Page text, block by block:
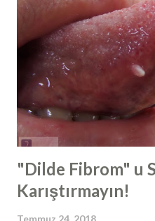
(adenoidektomi) tek başına
ameliyatları ile birlikte de
ameliyatı tarihçesi 1800' lu
burunla ilgili şikayetler ve
olabileceği, Kopenhag,
tarafından belirtilmiş ve yine
ameliyatlarına başlanmıştır.
"Dilde Fibrom" u
Karıştırmayın!
Temmuz 24, 2018